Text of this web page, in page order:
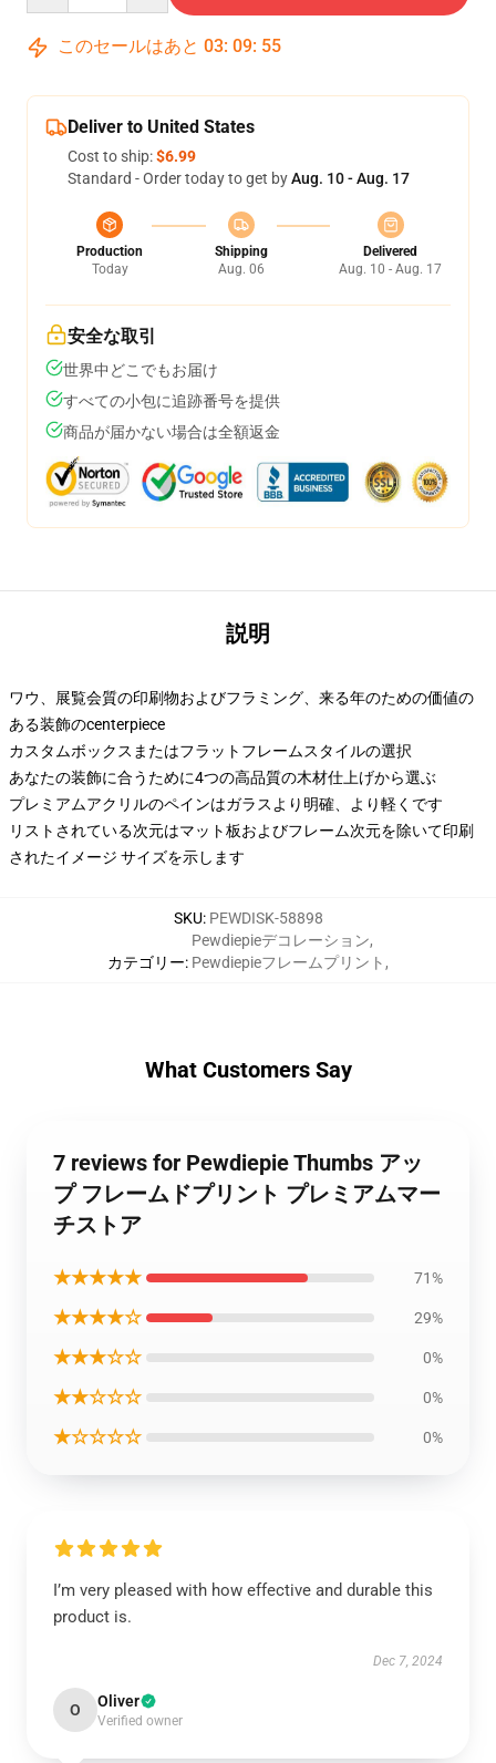
このセールはあと 03: 09: 54
Deliver to United States
Cost to ship:$6.99
Standard - Order today to get byAug. 10 - Aug. 17
Production
Today
Shipping
Aug. 06
Delivered
Aug. 10 - Aug. 17
安全な取引
世界中どこでもお届け
すべての小包に追跡番号を提供
商品が届かない場合は全額返金
説明
ワウ、展覧会質の印刷物およびフラミング、来る年のための価値の
ある装飾のcenterpiece
カスタムボックスまたはフラットフレームスタイルの選択
あなたの装飾に合うために4つの高品質の木材仕上げから選ぶ
プレミアムアクリルのペインはガラスより明確、より軽くです
リストされている次元はマット板およびフレーム次元を除いて印刷
されたイメージ サイズを示します
SKU: PEWDISK-58898
カテゴリー:
Pewdiepieデコレーション,
Pewdiepieフレームプリント ,
What Customers Say
7 reviews for Pewdiepie Thumbs アッ
プ フレームドプリント プレミアムマー
チストア
★★★★★ 71%
★★★★☆ 29%
★★★☆☆ 0%
★★☆☆☆ 0%
★☆☆☆☆ 0%
I’m very pleased with how effective and durable this
product is.
Dec 7, 2024
O Oliver
Verified owner